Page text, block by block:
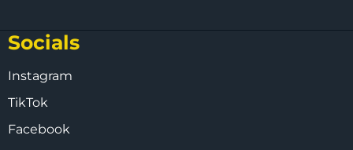
Socials
Instagram
TikTok
Facebook